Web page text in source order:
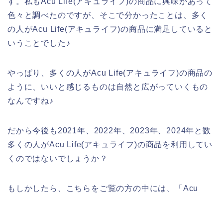
色々と調べたのですが、そこで分かったことは、多く
の人がAcu Life(アキュライフ)の商品に満足していると
いうことでした♪
やっぱり、多くの人がAcu Life(アキュライフ)の商品の
ように、いいと感じるものは自然と広がっていくもの
なんですね♪
だから今後も2021年、2022年、2023年、2024年と数
多くの人がAcu Life(アキュライフ)の商品を利用してい
くのではないでしょうか？
もしかしたら、こちらをご覧の方の中には、「Acu